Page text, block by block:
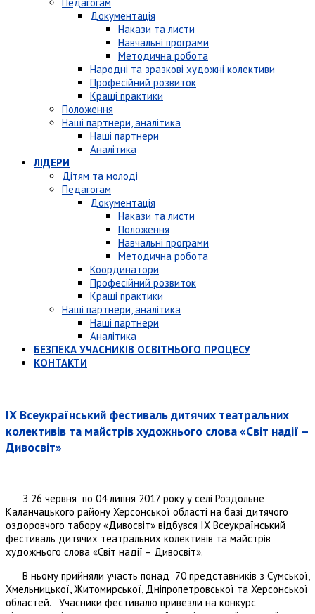
Документація
Накази та листи
Навчальні програми
Методична робота
Народні та зразкові художні колективи
Професійний розвиток
Кращі практики
Положення
Наші партнери, аналітика
Наші партнери
Аналітика
ЛІДЕРИ
Дітям та молоді
Педагогам
Документація
Накази та листи
Положення
Навчальні програми
Методична робота
Координатори
Професійний розвиток
Кращі практики
Наші партнери, аналітика
Наші партнери
Аналітика
БЕЗПЕКА УЧАСНИКІВ ОСВІТНЬОГО ПРОЦЕСУ
КОНТАКТИ
ІХ Всеукраїнський фестиваль дитячих театральних
колективів та майстрів художнього слова «Світ надії –
Дивосвіт»
З 26 червня по 04 липня 2017 року у селі Роздольне
Каланчацького району Херсонської області на базі дитячого
оздоровчого табору «Дивосвіт» відбувся ІХ Всеукраїнський
фестиваль дитячих театральних колективів та майстрів
художнього слова «Світ надії – Дивосвіт».
В ньому прийняли участь понад 70 представників з Сумської,
Хмельницької, Житомирської, Дніпропетровської та Херсонської
областей. Учасники фестивалю привезли на конкурс